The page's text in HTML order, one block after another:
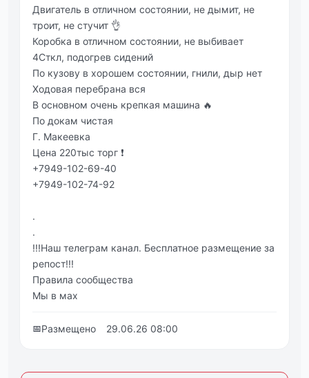
Двигатель в отличном состоянии, не дымит, не
троит, не стучит 👌
Коробка в отличном состоянии, не выбивает
4Сткл, подогрев сидений
По кузову в хорошем состоянии, гнили, дыр нет
Ходовая перебрана вся
В основном очень крепкая машина 🔥
По докам чистая
Г. Макеевка
Цена 220тыс торг ❗
+7949-102-69-40
+7949-102-74-92
.
.
!!!Наш телеграм канал. Бесплатное размещение за
репост!!!
Правила сообщества
Мы в мах
📅Размещено 29.06.26 08:00